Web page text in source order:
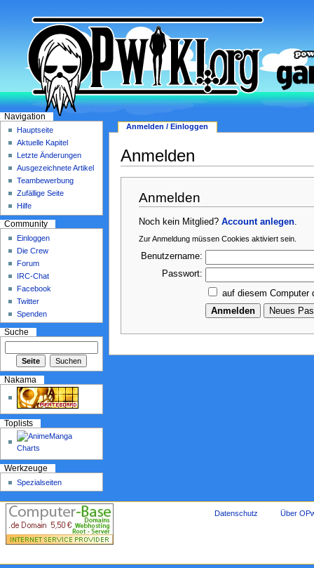
Anmelden
Anmelden
Noch kein Mitglied?Account anlegen
Zur Anmeldung müssen Cookies aktiviert sein.
Benutzername:
Passwort:
auf diesem Computer
Anmelden / Einloggen
Navigation
Hauptseite
Aktuelle Kapitel
Letzte Änderungen
Ausgezeichnete Artikel
Teambewerbung
Zufällige Seite
Hilfe
Community
Einloggen
Die Crew
Forum
IRC-Chat
Facebook
Twitter
Spenden
Suche
Nakama
Toplists
Werkzeuge
Spezialseiten
Datenschutz Über